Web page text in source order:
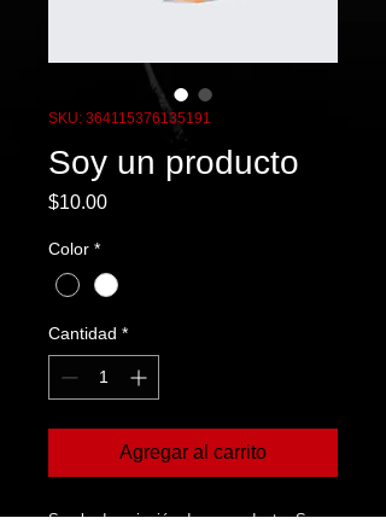
SKU: 364115376135191
Soy un producto
$10.00Precio
Color *
Cantidad *
Agregar al carrito
Soy la descripción de un producto. Soy